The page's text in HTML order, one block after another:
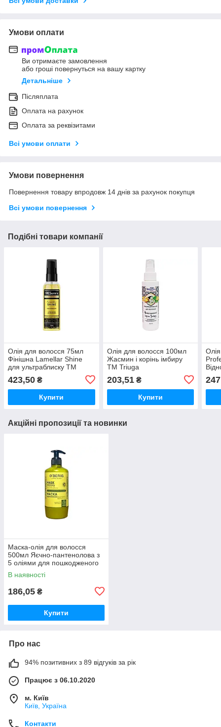
Умови оплати
Ви отримаєте замовлення
або гроші повернуться на вашу картку
Детальніше
Післяплата
Оплата на рахунок
Оплата за реквізитами
Всі умови оплати
Умови повернення
Повернення товару впродовж 14 днів за рахунок покупця
Всі умови повернення
Подібні товари компанії
Олія для волосся 75мл
Фінішна Lamellar Shine
для ультраблиску ТМ
423,50 ₴
Купити
Олія для волосся 100мл
Жасмин і корінь імбиру
ТМ Triuga
203,51₴
Купити
Акційні пропозиції та новинки
Маска-олія для волосся
500мл Яєчно-пантенолова з
5 оліями для пошкодженого
волосся ТМ O’BERIG
В наявності
186,05 ₴
Купити
Про нас
94% позитивних з 89 відгуків за рік
Працює з 06.10.2020
м. Київ
Київ, Україна
Контакти